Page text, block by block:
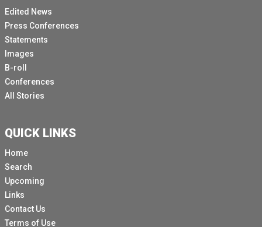
Edited News
Press Conferences
Statements
Images
B-roll
Conferences
All Stories
QUICK LINKS
Home
Search
Upcoming
Links
Contact Us
Terms of Use